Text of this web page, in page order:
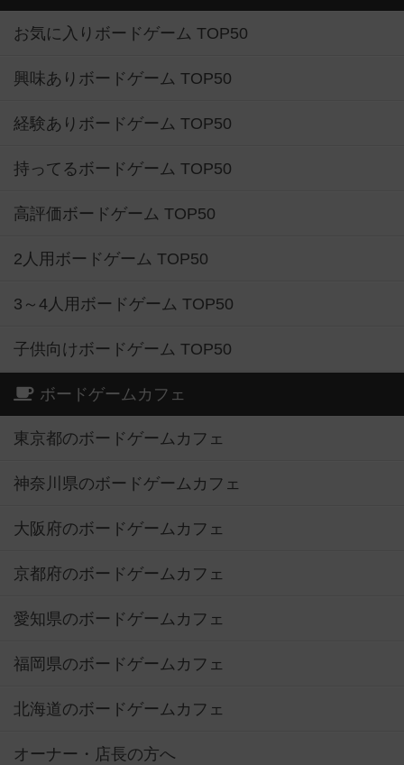
お気に入りボードゲーム TOP50
興味ありボードゲーム TOP50
経験ありボードゲーム TOP50
持ってるボードゲーム TOP50
高評価ボードゲーム TOP50
2人用ボードゲーム TOP50
3～4人用ボードゲーム TOP50
子供向けボードゲーム TOP50
ボードゲームカフェ
東京都のボードゲームカフェ
神奈川県のボードゲームカフェ
大阪府のボードゲームカフェ
京都府のボードゲームカフェ
愛知県のボードゲームカフェ
福岡県のボードゲームカフェ
北海道のボードゲームカフェ
オーナー・店長の方へ